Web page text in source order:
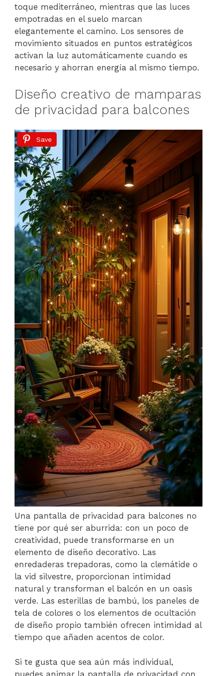
toque mediterráneo, mientras que las luces
empotradas en el suelo marcan
elegantemente el camino. Los sensores de
movimiento situados en puntos estratégicos
activan la luz automáticamente cuando es
necesario y ahorran energía al mismo tiempo.
Diseño creativo de mamparas
de privacidad para balcones
Save
Una pantalla de privacidad para balcones no
tiene por qué ser aburrida: con un poco de
creatividad, puede transformarse en un
elemento de diseño decorativo. Las
enredaderas trepadoras, como la clemátide o
la vid silvestre, proporcionan intimidad
natural y transforman el balcón en un oasis
verde. Las esterillas de bambú, los paneles de
tela de colores o los elementos de ocultación
de diseño propio también ofrecen intimidad al
tiempo que añaden acentos de color.
Si te gusta que sea aún más individual,
puedes animar la pantalla de privacidad con